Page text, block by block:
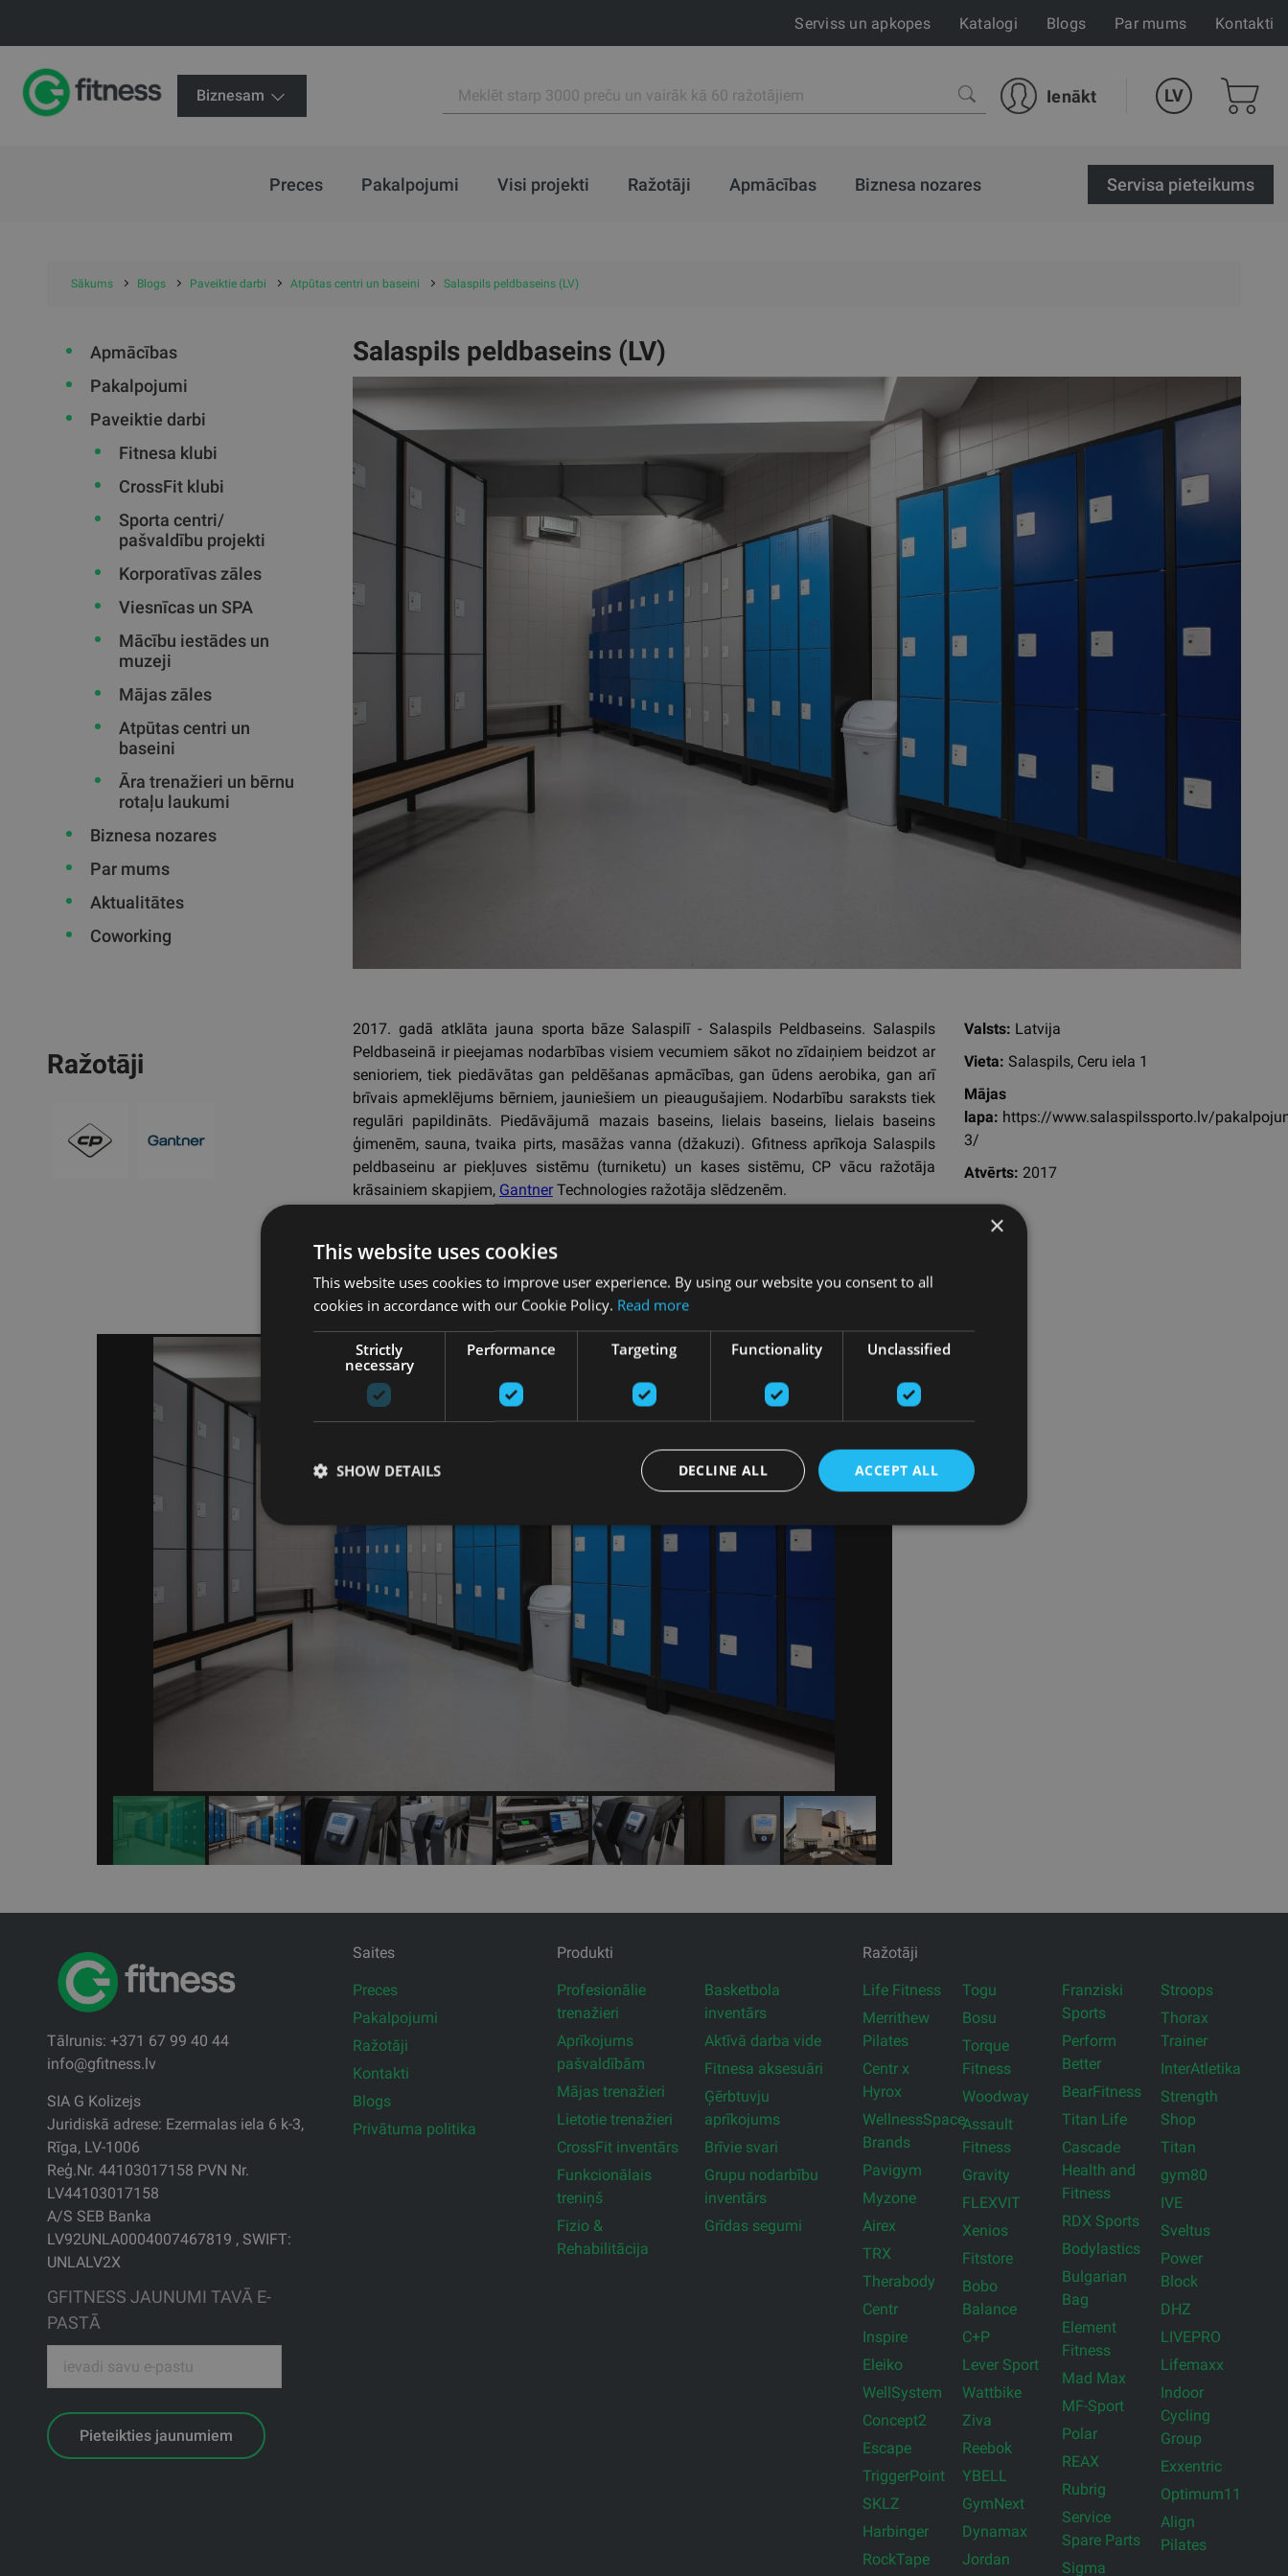
Serviss un apkopes Katalogi Blogs Par mums Kontakti
Biznesam Ienākt LV
Preces Pakalpojumi Visi projekti Ražotāji Apmācības Biznesa nozares Servisa pieteikums
Sākums Blogs Paveiktie darbi Atpūtas centri un baseini Salaspils peldbaseins (LV)
Apmācības
Pakalpojumi
Paveiktie darbi
Fitnesa klubi
CrossFit klubi
Sporta centri/
pašvaldību projekti
Korporatīvas zāles
Viesnīcas un SPA
Mācību iestādes un
muzeji
Mājas zāles
Atpūtas centri un
baseini
Āra trenažieri un bērnu
rotaļu laukumi
Biznesa nozares
Par mums
Aktualitātes
Coworking
Ražotāji
Salaspils peldbaseins (LV)
2017. gadā atklāta jauna sporta bāze Salaspilī - Salaspils Peldbaseins. Salaspils
Peldbaseinā ir pieejamas nodarbības visiem vecumiem sākot no zīdaiņiem beidzot ar
senioriem, tiek piedāvātas gan peldēšanas apmācības, gan ūdens aerobika, gan arī
brīvais apmeklējums bērniem, jauniešiem un pieaugušajiem. Nodarbību saraksts tiek
regulāri papildināts. Piedāvājumā mazais baseins, lielais baseins, lielais baseins
ģimenēm, sauna, tvaika pirts, masāžas vanna (džakuzi). Gfitness aprīkoja Salaspils
peldbaseinu ar piekļuves sistēmu (turniketu) un kases sistēmu, CP vācu ražotāja
krāsainiem skapjiem, GantnerTechnologies ražotāja slēdzenēm.
Valsts: Latvija
Vieta: Salaspils, Ceru iela 1
Mājas
lapa: https://www.salaspilssporto.lv/
3/
Atvērts: 2017
Atpakaļ
Tālrunis: +371 67 99 40 44
info@gfitness.lv
SIA G Kolizejs
Juridiskā adrese: Ezermalas iela 6 k-3,
Rīga, LV-1006
Reģ.Nr. 44103017158 PVN Nr.
LV44103017158
A/S SEB Banka
LV92UNLA0004007467819 , SWIFT:
UNLALV2X
GFITNESS JAUNUMI TAVĀ E-
PASTĀ
Pieteikties jaunumiem
Saites
Preces
Pakalpojumi
Ražotāji
Kontakti
Blogs
Privātuma politika
Produkti
Profesionālie
trenažieri
Aprīkojums
pašvaldībām
Mājas trenažieri
Lietotie trenažieri
CrossFit inventārs
Funkcionālais
treniņš
Fizio &
Rehabilitācija
Basketbola
inventārs
Aktīvā darba vide
Fitnesa aksesuāri
Ģērbtuvju
aprīkojums
Brīvie svari
Grupu nodarbību
inventārs
Grīdas segumi
Ražotāji
Life Fitness
Merrithew
Pilates
Centr x
Hyrox
WellnessSpace
Brands
Pavigym
Myzone
Airex
TRX
Therabody
Centr
Inspire
Eleiko
WellSystem
Concept2
Escape
TriggerPoint
SKLZ
Harbinger
RockTape
Togu
Bosu
Torque
Fitness
Woodway
Assault
Fitness
Gravity
FLEXVIT
Xenios
Fitstore
Bobo
Balance
C+P
Lever Sport
Wattbike
Ziva
Reebok
YBELL
GymNext
Dynamax
Jordan
Franziski
Sports
Perform
Better
BearFitness
Titan Life
Cascade
Health and
Fitness
RDX Sports
Bodylastics
Bulgarian
Bag
Element
Fitness
Mad Max
MF-Sport
Polar
REAX
Rubrig
Service
Spare Parts
Sigma
Stroops
Thorax
Trainer
InterAtletika
Strength
Shop
Titan
gym80
IVE
Sveltus
Power
Block
DHZ
LIVEPRO
Lifemaxx
Indoor
Cycling
Group
Exxentric
Optimum11
Align
Pilates
×
This website uses cookies
This website uses cookies to improve user experience. By using our website you consent to all
cookies in accordance with our Cookie Policy. Read more
Strictly
necessary
Performance Targeting Functionality Unclassified
ACCEPT ALL
DECLINE ALL
SHOW DETAILS